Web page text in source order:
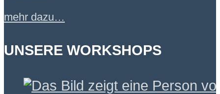
mehr dazu…
UNSERE WORKSHOPS